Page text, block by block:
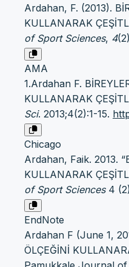
Ardahan, F. (2013).
KULLANARAK
of Sport Sciences, 4
AMA
1.Ardahan F.
KULLANARAK
Sci. 2013;4(2):1-15.
Chicago
Ardahan, Faik. 2013.
KULLANARAK
of Sport Sciences4
EndNote
Ardahan F (June 1,
ÖLÇEĞİNİ